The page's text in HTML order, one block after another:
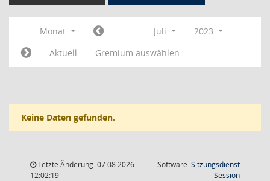
Monat Juli
2023
Aktuell
Gremium auswählen
Keine Daten gefunden.
Letzte Änderung: 07.08.2026
12:02:19
Software:Sitzungsdienst
Session(Wird in